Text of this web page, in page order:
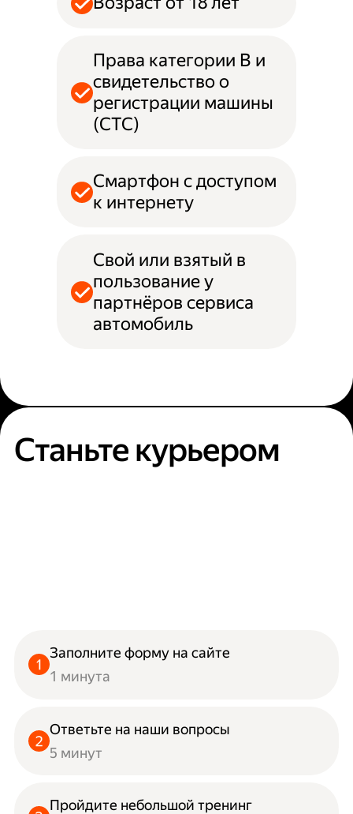
Права категории B и
свидетельство о
регистрации машины
(СТС)
Смартфон с доступом
к интернету
Свой или взятый в
пользование у
партнёров сервиса
автомобиль
Станьте курьером
Заполните форму на сайте
1 минута
Ответьте на наши вопросы
5 минут
Пройдите небольшой тренинг